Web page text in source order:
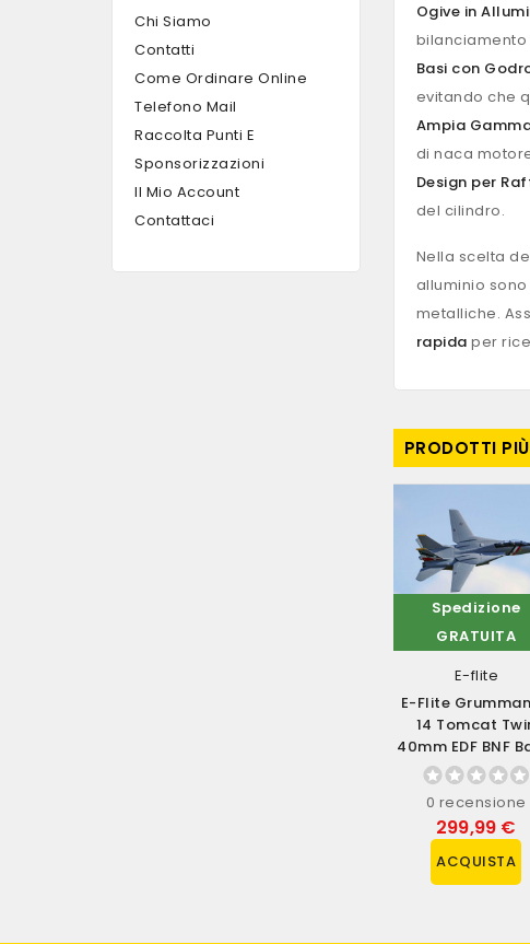
Chi Siamo
Contatti
Come Ordinare Online
Telefono Mail
Raccolta Punti E
Sponsorizzazioni
Il Mio Account
Contattaci
Ogive in
Basi con
evitando che
Ampia
di naca
Design per
del cilindro.
Nella scelta
alluminio
metalliche.
rapida per
PRODOTTI
Spedizione
GRATUITA
E-flite
E-Flite
14 Tomcat
40mm EDF BNF
Con AS3X E SAFE
Select...
0 recensione
299,99 €
ACQUISTA